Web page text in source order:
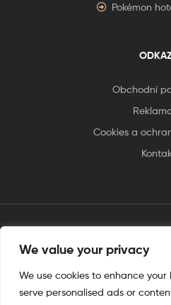
We value your privacy
We use cookies to enhance your
serve personalised ads or
Pokémon
Obchodní
Cookies a
tento web je